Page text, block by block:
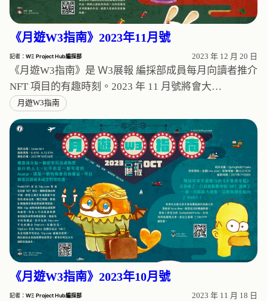
《月遊W3指南》2023年11月號
記者： WΞ Project Hub編採部 2023 年 12 月 20 日
《月遊W3指南》是 Ｗ3展報 編採部成員每月向讀者推介
NFT 項目的有趣時刻。2023 年 11 月號將會大…
月遊W3指南
《月遊W3指南》2023年10月號
記者： WΞ Project Hub編採部 2023 年 11 月 18 日